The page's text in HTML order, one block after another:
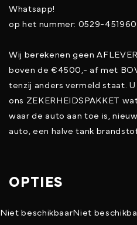
Whatsapp!
op het nummer: 0529-
Wij berekenen geen
boven de €4500,- af met
tenzij anders vermeld staat.
ons ZEKERHEIDSPAKKET
waar de auto aan toe is,
auto, een halve tank
OPTIES
Niet beschikbaar Niet